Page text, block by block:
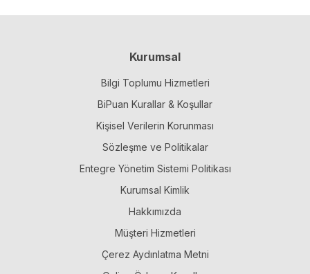
Kurumsal
Bilgi Toplumu Hizmetleri
BiPuan Kurallar & Koşullar
Kişisel Verilerin Korunması
Sözleşme ve Politikalar
Entegre Yönetim Sistemi Politikası
Kurumsal Kimlik
Hakkımızda
Müşteri Hizmetleri
Çerez Aydınlatma Metni